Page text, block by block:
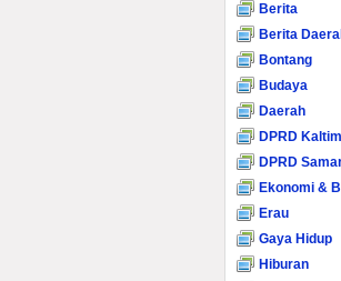
Berita
Berita
Bontang
Budaya
Daerah
DPRD Kaltim
DPRD
Ekonomi &
Erau
Gaya Hidup
Hiburan